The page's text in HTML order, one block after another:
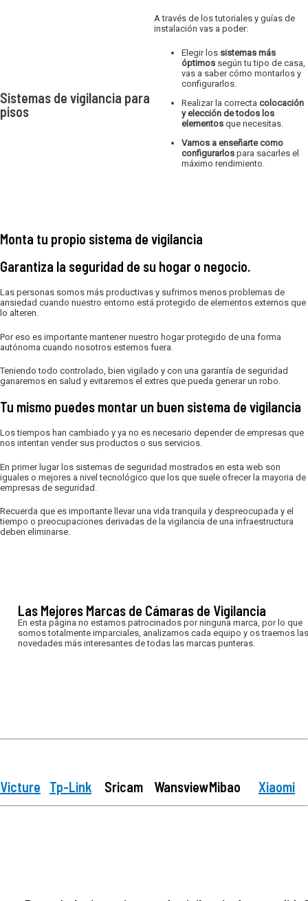
Sistemas de vigilancia para
pisos
A través de los tutoriales y guías de
instalación vas a poder:
Elegir los sistemas más
óptimos según tu tipo de casa,
vas a saber cómo montarlos y
configurarlos.
Realizar la correcta colocación
y elección de todos los
elementos que necesitas.
Vamos a enseñarte como
configurarlos para sacarles el
máximo rendimiento.
Monta tu propio sistema de vigilancia
Garantiza la seguridad de su hogar o negocio.
Las personas somos más productivas y sufrimos menos problemas de
ansiedad cuando nuestro entorno está protegido de elementos externos que
lo alteren.
Por eso es importante mantener nuestro hogar protegido de una forma
autónoma cuando nosotros estemos fuera.
Teniendo todo controlado, bien vigilado y con una garantía de seguridad
ganaremos en salud y evitaremos el extres que pueda generar un robo.
Tu mismo puedes montar un buen sistema de vigilancia
Los tiempos han cambiado y ya no es necesario depender de empresas que
nos intentan vender sus productos o sus servicios.
En primer lugar los sistemas de seguridad mostrados en esta web son
iguales o mejores a nivel tecnológico que los que suele ofrecer la mayoria de
empresas de seguridad.
Recuerda que es importante llevar una vida tranquila y despreocupada y el
tiempo o preocupaciones derivadas de la vigilancia de una infraestructura
deben eliminarse.
Las Mejores Marcas de Cámaras de Vigilancia
En esta página no estamos patrocinados por ninguna marca, por lo que
somos totalmente imparciales, analizamos cada equipo y os traemos las
novedades más interesantes de todas las marcas punteras.
Victure Tp-Link Sricam WansviewMibao Xiaomi